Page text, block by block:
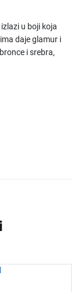
u boji koja
daje glamur i
i srebra,